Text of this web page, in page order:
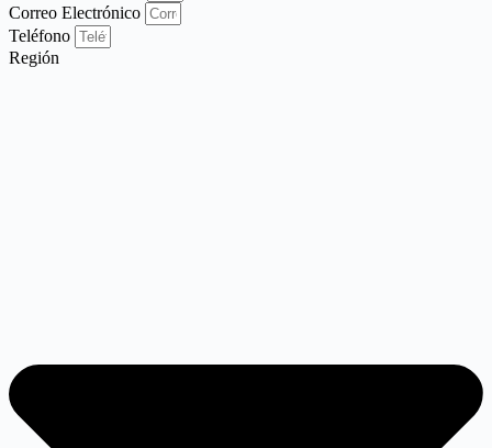
Correo Electrónico
Teléfono
Región